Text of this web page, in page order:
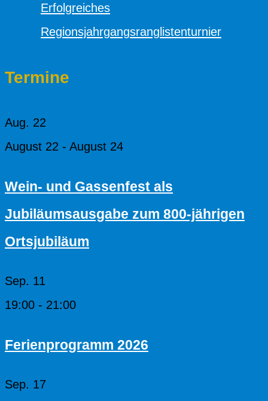
Erfolgreiches
Regionsjahrgangsranglistenturnier
Termine
Aug. 22
August 22 - August 24
Wein- und Gassenfest als
Jubiläumsausgabe zum 800-jährigen
Ortsjubiläum
Sep. 11
19:00 - 21:00
Ferienprogramm 2026
Sep. 17